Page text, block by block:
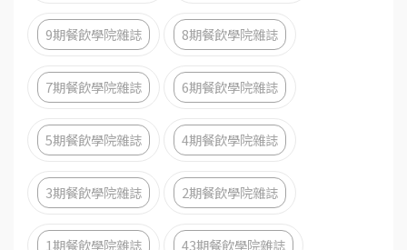
9期餐飲學院雜誌 8期餐飲學院雜誌
7期餐飲學院雜誌 6期餐飲學院雜誌
5期餐飲學院雜誌 4期餐飲學院雜誌
3期餐飲學院雜誌 2期餐飲學院雜誌
1期餐飲學院雜誌 43期餐飲學院雜誌